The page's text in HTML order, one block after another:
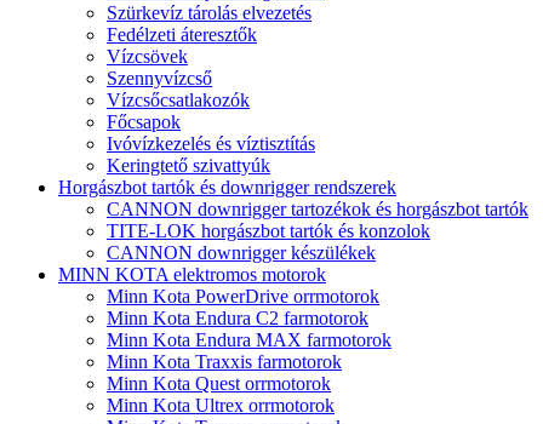
Szürkevíz tárolás elvezetés
Fedélzeti áteresztők
Vízcsövek
Szennyvízcső
Vízcsőcsatlakozók
Főcsapok
Ivóvízkezelés és víztisztítás
Keringtető szivattyúk
Horgászbot tartók és downrigger rendszerek
CANNON downrigger tartozékok és horgászbot tartók
TITE-LOK horgászbot tartók és konzolok
CANNON downrigger készülékek
MINN KOTA elektromos motorok
Minn Kota PowerDrive orrmotorok
Minn Kota Endura C2 farmotorok
Minn Kota Endura MAX farmotorok
Minn Kota Traxxis farmotorok
Minn Kota Quest orrmotorok
Minn Kota Ultrex orrmotorok